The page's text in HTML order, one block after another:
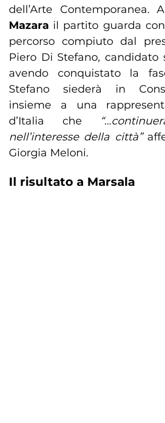
dell’Arte Contemporanea. A
Mazara il partito guarda
percorso compiuto dal
Piero Di Stefano, candidato
avendo conquistato la
Stefano siederà in
insieme a una
d’Italia che
nell’interesse della città”
Giorgia Meloni.
Il risultato a Marsala